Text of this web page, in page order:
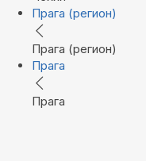
Прага (регион)
Прага (регион)
Прага
Прага